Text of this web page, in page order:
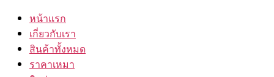
หน้าแรก
เกี่ยวกับเรา
สินค้าทั้งหมด
ราคาเหมา